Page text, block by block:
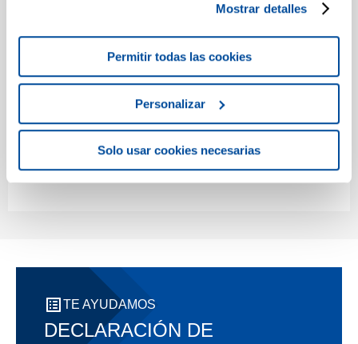
cambiar la configuración, puedes consultar nuestraPolítica de
PrivacidadyCookies.
Mostrar detalles
Permitir todas las cookies
Personalizar
Solo usar cookies necesarias
SOSTENIBILIDAD
La Fundación
TE AYUDAMOS
DECLARACIÓN DE